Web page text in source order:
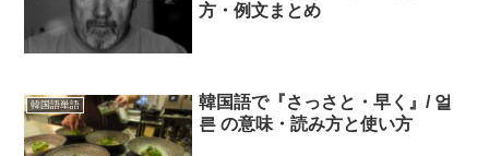
方・例文まとめ
韓国語単語
韓国語で『さっさと・早く』/ 얼
른 の意味・読み方と使い方